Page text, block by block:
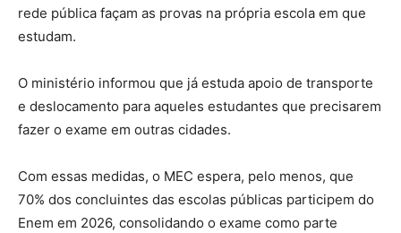
rede pública façam as provas na própria escola em que
estudam.
O ministério informou que já estuda apoio de transporte
e deslocamento para aqueles estudantes que precisarem
fazer o exame em outras cidades.
Com essas medidas, o MEC espera, pelo menos, que
70% dos concluintes das escolas públicas participem do
Enem em 2026, consolidando o exame como parte